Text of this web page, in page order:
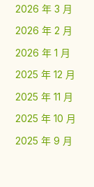
2026 年 3 月
2026 年 2 月
2026 年 1 月
2025 年 12 月
2025 年 11 月
2025 年 10 月
2025 年 9 月